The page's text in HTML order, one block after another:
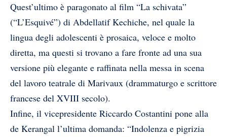
Quest’ultimo è paragonato al film “La schivata”
(“L’Esquivé”) di Abdellatif Kechiche, nel quale la
lingua degli adolescenti è prosaica, veloce e molto
diretta, ma questi si trovano a fare fronte ad una sua
versione più elegante e raffinata nella messa in scena
del lavoro teatrale di Marivaux (drammaturgo e scrittore
francese del XVIII secolo).
Infine, il vicepresidente Riccardo Costantini pone alla
de Kerangal l’ultima domanda: “Indolenza e pigrizia